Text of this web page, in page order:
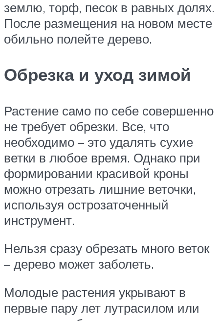
землю, торф, песок в равных долях.
После размещения на новом месте
обильно полейте дерево.
Обрезка и уход зимой
Растение само по себе совершенно
не требует обрезки. Все, что
необходимо – это удалять сухие
ветки в любое время. Однако при
формировании красивой кроны
можно отрезать лишние веточки,
используя острозаточенный
инструмент.
Нельзя сразу обрезать много веток
– дерево может заболеть.
Молодые растения укрывают в
первые пару лет лутрасилом или